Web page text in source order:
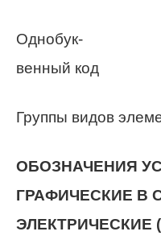
Однобук-
венный код
Группы видов
ОБОЗНАЧЕНИЯ
ГРАФИЧЕСКИЕ В
ЭЛЕКТРИЧЕСКИЕ